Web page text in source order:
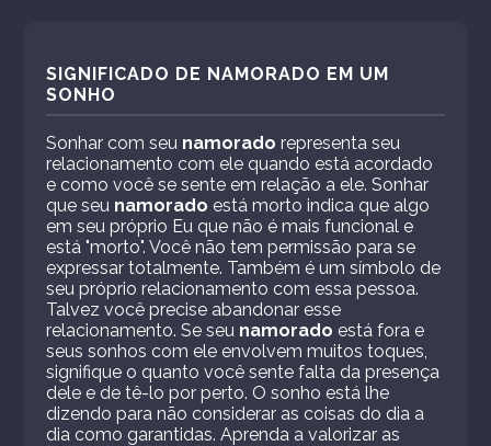
SIGNIFICADO DE NAMORADO EM UM
SONHO
Sonhar com seu namorado representa seu
relacionamento com ele quando está acordado
e como você se sente em relação a ele. Sonhar
que seu namorado está morto indica que algo
em seu próprio Eu que não é mais funcional e
está "morto". Você não tem permissão para se
expressar totalmente. Também é um símbolo de
seu próprio relacionamento com essa pessoa.
Talvez você precise abandonar esse
relacionamento. Se seu namorado está fora e
seus sonhos com ele envolvem muitos toques,
signifique o quanto você sente falta da presença
dele e de tê-lo por perto. O sonho está lhe
dizendo para não considerar as coisas do dia a
dia como garantidas. Aprenda a valorizar as